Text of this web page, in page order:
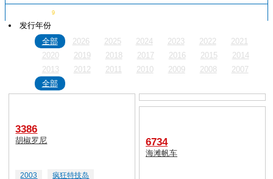
9
发行年份
全部
2026 2025 2024 2023 2022
2021
2020
2019 2018 2017 2016 2015
2014
2013
2012 2011 2010 2009 2008
2007
2006
1999
1998 1997 1996 1995 1994
1993
全部
3386
胡椒罗尼
2003 疯狂特技岛
6734
海滩帆车